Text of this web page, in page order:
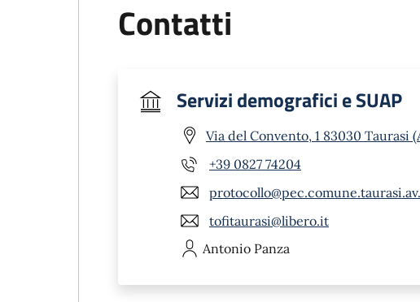
Contatti
Servizi demografici e SUAP
Via del Convento, 1 83030 Taurasi
+39 0827 74204
tofitaurasi@libero.it
Antonio Panza